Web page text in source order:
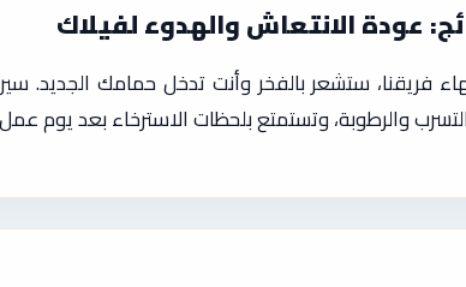
عودة الانتعاش والهدوء لفيلاك
فريقنا، ستشعر بالفخر وأنت تدخل حمامك
والرطوبة، وتستمتع بلحظات الاسترخاء بعد يوم